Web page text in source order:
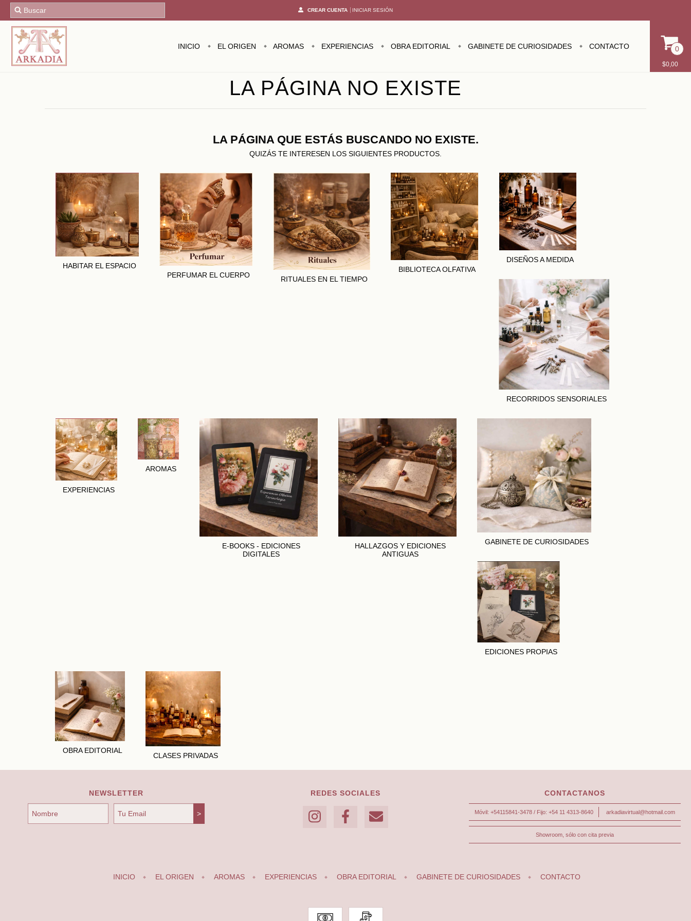
CREAR CUENTA INICIAR SESIÓN
INICIO EL ORIGEN AROMAS EXPERIENCIAS OBRA EDITORIAL GABINETE DE CURIOSIDADES CONTACTO 0
$0,00
LA PÁGINA NO EXISTE
LA PÁGINA QUE ESTÁS BUSCANDO NO EXISTE.
QUIZÁS TE INTERESEN LOS SIGUIENTES PRODUCTOS.
HABITAR EL ESPACIO
PERFUMAR EL CUERPO
RITUALES EN EL TIEMPO
BIBLIOTECA OLFATIVA
DISEÑOS A MEDIDA
RECORRIDOS SENSORIALES
EXPERIENCIAS
AROMAS
E-BOOKS - EDICIONES
DIGITALES
HALLAZGOS Y EDICIONES
ANTIGUAS
GABINETE DE CURIOSIDADES
EDICIONES PROPIAS
OBRA EDITORIAL
CLASES PRIVADAS
NEWSLETTER REDES SOCIALES CONTACTANOS
Móvil: +54115841-3478 / Fijo: +54 11 4313-8640 arkadiavirtual@hotmail.com
Showroom, sólo con cita previa
INICIO EL ORIGEN AROMAS EXPERIENCIAS OBRA EDITORIAL GABINETE DE CURIOSIDADES CONTACTO